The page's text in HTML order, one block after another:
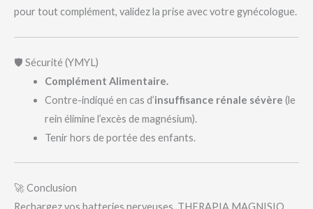
pour tout complément, validez la prise avec votre gynécologue.
🛡️ Sécurité (YMYL)
Complément Alimentaire.
Contre-indiqué en cas d’insuffisance rénale sévère (le
rein élimine l’excès de magnésium).
Tenir hors de portée des enfants.
🚀 Conclusion
Rechargez vos batteries nerveuses. THERAPIA MAGNISIO